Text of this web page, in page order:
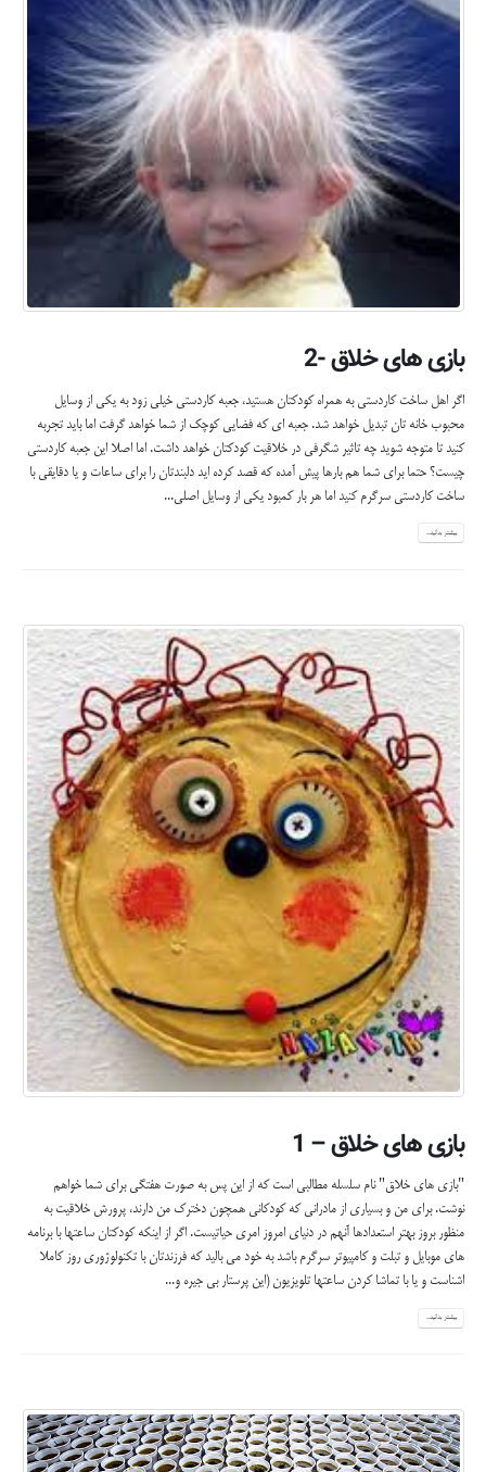
بازی های خلاق -2
اگر اهل ساخت کاردستی به همراه کودکتان هستید، جعبه کاردستی خیلی زود به یکی از وسایل
محبوب خانه تان تبدیل خواهد شد. جعبه ای که فضایی کوچک از شما خواهد گرفت اما باید تجربه
کنید تا متوجه شوید چه تاثیر شگرفی در خلاقیت کودکتان خواهد داشت. اما اصلا این جعبه کاردستی
چیست؟ حتما برای شما هم بارها پیش آمده که قصد کرده اید دلبندتان را برای ساعات و یا دقایقی با
ساخت کاردستی سرگرم کنید اما هر بار کمبود یکی از وسایل اصلی...
بیشتر بدانید...
بازی های خلاق – 1
"بازی های خلاق" نام سلسله مطالبی است که از این پس به صورت هفتگی برای شما خواهم
نوشت. برای من و بسیاری از مادرانی که کودکانی همچون دخترک من دارند، پرورش خلاقیت به
منظور بروز بهتر استعدادها آنهم در دنیای امروز امری حیاتیست. اگر از اینکه کودکتان ساعتها با برنامه
های موبایل و تبلت و کامپیوتر سرگرم باشد به خود می بالید که فرزندتان با تکنولوژوری روز کاملا
اشناست و یا با تماشا کردن ساعتها تلویزیون (این پرستار بی جیره و...
بیشتر بدانید...